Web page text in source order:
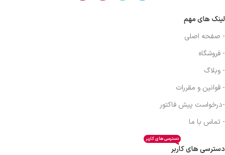
لینک های مهم
- صفحه اصلی
- فروشگاه
- وبلاگ
- قوانین و مقررات
-درخواست پیش فاکتور
- تماس با ما
دسترسی های کاربر
دسترسی های کاربر